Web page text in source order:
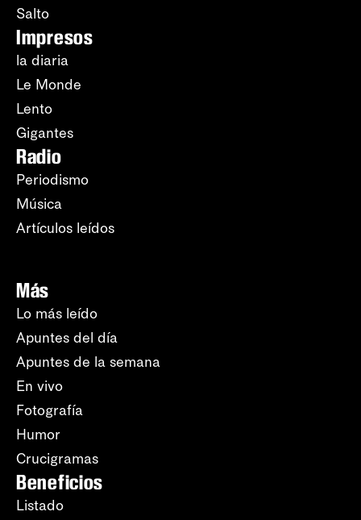
Salto
Impresos
la diaria
Le Monde
Lento
Gigantes
Radio
Periodismo
Música
Artículos leídos
Más
Lo más leído
Apuntes del día
Apuntes de la semana
En vivo
Fotografía
Humor
Crucigramas
Beneficios
Listado